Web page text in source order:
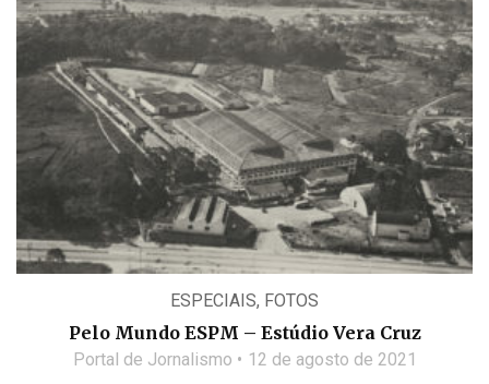
ESPECIAIS, FOTOS
Pelo Mundo ESPM – Estúdio Vera Cruz
Portal de Jornalismo 12 de agosto de 2021